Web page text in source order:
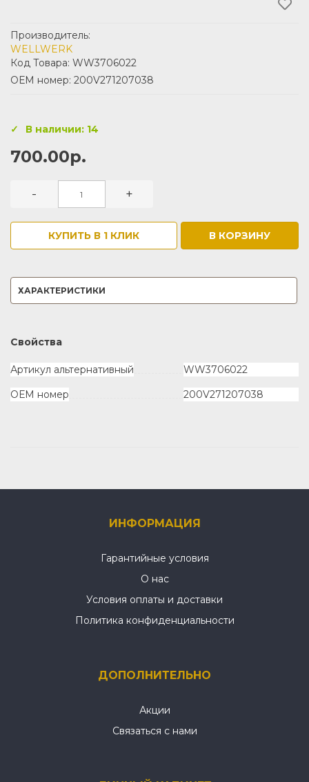
Производитель:
WELLWERK
Код Товара: WW3706022
ОЕМ номер: 200V271207038
В наличии: 14
700.00р.
- +
КУПИТЬ В 1 КЛИК В КОРЗИНУ
ХАРАКТЕРИСТИКИ
Свойства
Артикул альтернативный
WW3706022
ОЕМ номер
200V271207038
ИНФОРМАЦИЯ
Гарантийные условия
О нас
Условия оплаты и доставки
Политика конфиденциальности
ДОПОЛНИТЕЛЬНО
Акции
Связаться с нами